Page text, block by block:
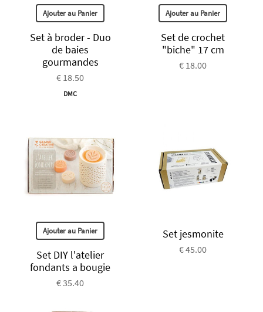
Ajouter au Panier
Set à broder - Duo
de baies
gourmandes
€ 18.50
DMC
Ajouter au Panier
Set de crochet
"biche" 17 cm
€ 18.00
Ajouter au Panier
Set DIY l'atelier
fondants a bougie
€ 35.40
Set jesmonite
€ 45.00